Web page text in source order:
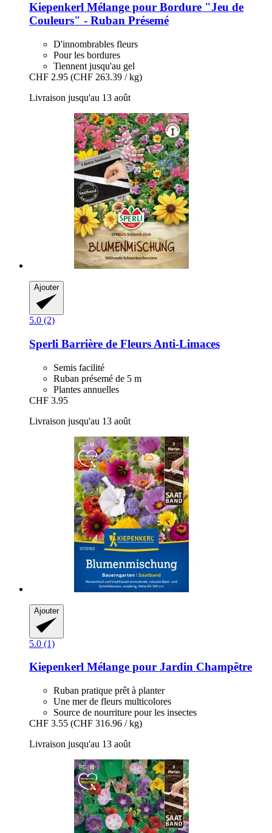
Kiepenkerl Mélange pour Bordure "Jeu de
Couleurs" -​ Ruban Présemé
D'innombrables fleurs
Pour les bordures
Tiennent jusqu'au gel
CHF 2.95 (CHF 263.39 / kg)
Livraison jusqu'au 13 août
Ajouter
5.0 (2)
Sperli Barrière de Fleurs Anti-​Limaces
Semis facilité
Ruban présemé de 5 m
Plantes annuelles
CHF 3.95
Livraison jusqu'au 13 août
Ajouter
5.0 (1)
Kiepenkerl Mélange pour Jardin Champêtre
Ruban pratique prêt à planter
Une mer de fleurs multicolores
Source de nourriture pour les insectes
CHF 3.55 (CHF 316.96 / kg)
Livraison jusqu'au 13 août